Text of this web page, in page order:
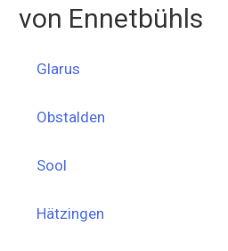
von Ennetbühls
Glarus
Obstalden
Sool
Hätzingen